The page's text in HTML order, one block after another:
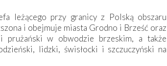
leżącego przy granicy z Polską obszaru
i obejmuje miasta Grodno i Brześć oraz
prużański w obwodzie brzeskim, a także
lidzki, świsłocki i szczuczyński na